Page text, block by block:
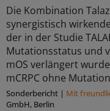
Die Kombination
synergistisch
der in der Studie
Mutationsstatus und
mOS verlängert
mCRPC ohne
Sonderbericht | Mit
GmbH, Berlin